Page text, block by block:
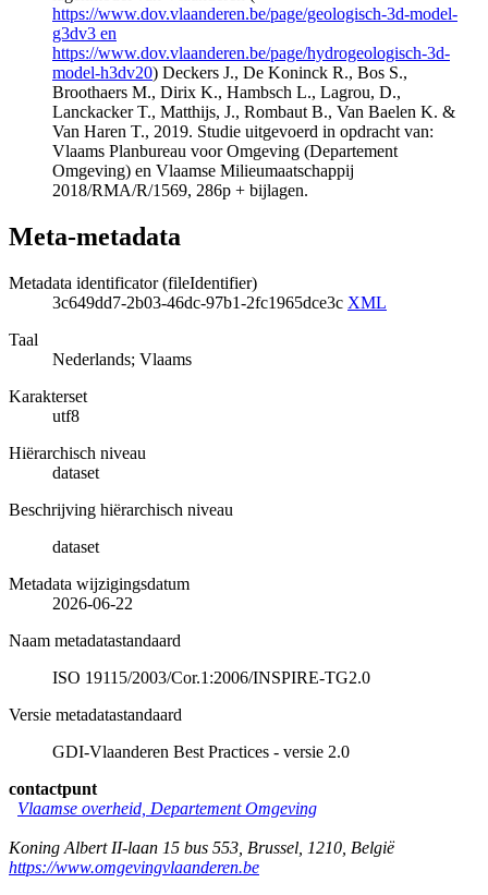
https://www.dov.vlaanderen.be/page/geologisch-3d-model-
g3dv3 en
https://www.dov.vlaanderen.be/page/hydrogeologisch-3d-
model-h3dv20) Deckers J., De Koninck R., Bos S.,
Broothaers M., Dirix K., Hambsch L., Lagrou, D.,
Lanckacker T., Matthijs, J., Rombaut B., Van Baelen K. &
Van Haren T., 2019. Studie uitgevoerd in opdracht van:
Vlaams Planbureau voor Omgeving (Departement
Omgeving) en Vlaamse Milieumaatschappij
2018/RMA/R/1569, 286p + bijlagen.
Meta-metadata
Metadata identificator (fileIdentifier)
3c649dd7-2b03-46dc-97b1-2fc1965dce3c XML
Taal
Nederlands; Vlaams
Karakterset
utf8
Hiërarchisch niveau
dataset
Beschrijving hiërarchisch niveau
dataset
Metadata wijzigingsdatum
2026-06-22
Naam metadatastandaard
ISO 19115/2003/Cor.1:2006/INSPIRE-TG2.0
Versie metadatastandaard
GDI-Vlaanderen Best Practices - versie 2.0
contactpunt
Vlaamse overheid, Departement Omgeving
Koning Albert II-laan 15 bus 553 Brussel 1210 België
https://www.omgevingvlaanderen.be